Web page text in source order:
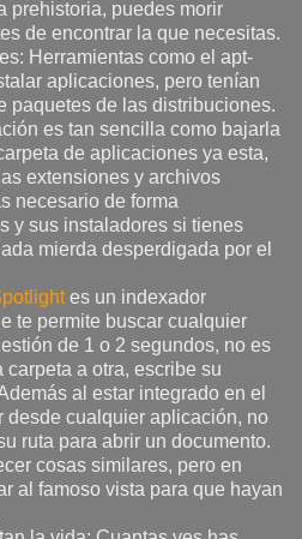
prehistoria, puedes morir
de encontrar la que necesitas.
Herramientas como el apt-
aplicaciones, pero tenían
paquetes de las distribuciones.
es tan sencilla como bajarla
de aplicaciones ya esta,
extensiones y archivos
necesario de forma
y sus instaladores si tienes
mierda desperdigada por el
es un indexador
te permite buscar cualquier
de 1 o 2 segundos, no es
a otra, escribe su
al estar integrado en el
desde cualquier aplicación, no
ruta para abrir un documento.
cosas similares, pero en
al famoso vista para que hayan